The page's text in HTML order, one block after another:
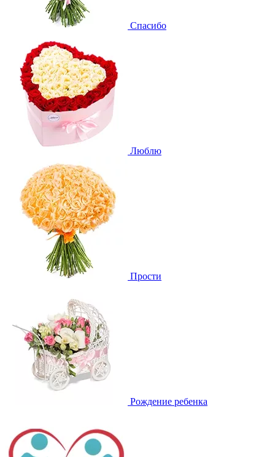
Спасибо
Люблю
Прости
Рождение ребенка